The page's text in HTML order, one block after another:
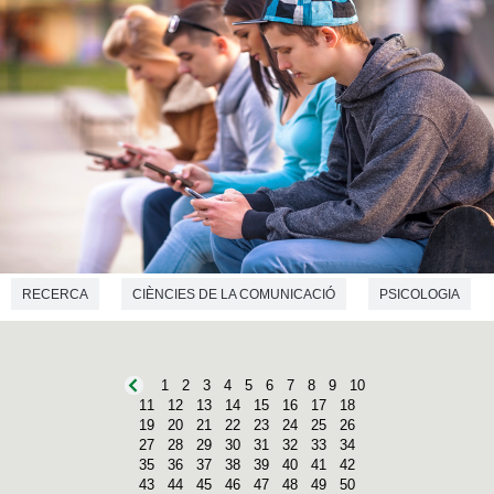
RECERCA CIÈNCIES DE LA COMUNICACIÓ PSICOLOGIA
1 2 3 4 5 6 7 8 9
10
11
12 13 14 15 16 17
18
19
20 21 22 23 24 25
26
27
28 29 30 31 32 33
34
35
36 37 38 39 40 41
42
43
44 45 46 47 48 49
50